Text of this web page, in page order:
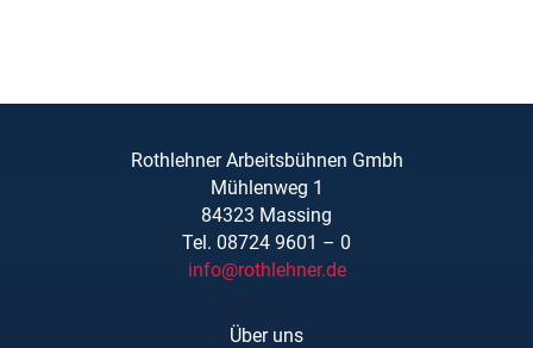
Rothlehner Arbeitsbühnen Gmbh
Mühlenweg 1
84323 Massing
Tel. 08724 9601 – 0
info@rothlehner.de
Über uns